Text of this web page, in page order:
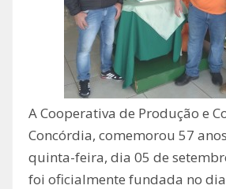
A Cooperativa de Produção e
Concórdia, comemorou 57
quinta-feira, dia 05 de
foi oficialmente fundada no